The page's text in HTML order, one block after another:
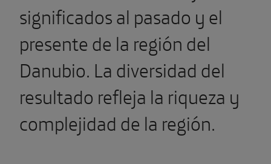
significados al pasado y el
presente de la región del
Danubio. La diversidad del
resultado refleja la riqueza y
complejidad de la región.